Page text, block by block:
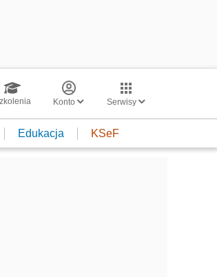
Konto Serwisy
Edukacja KSeF